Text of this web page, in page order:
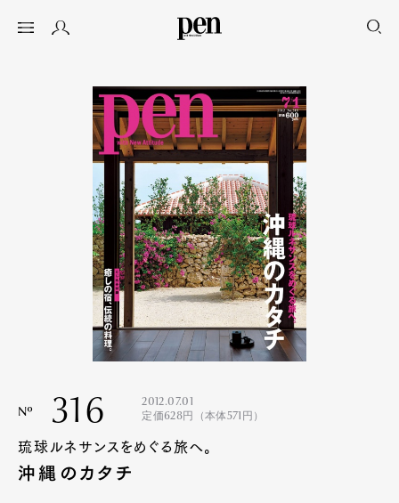
Nº 316
2012.07.01
定価628円（本体571円）
琉球ルネサンスをめぐる旅へ。
沖縄のカタチ